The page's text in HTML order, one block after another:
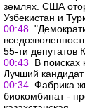
землях. США
Узбекистан и
00:48
55-ти депутатов
00:43
В поисках
Лучший кандидат
00:34 Фабрика
биокомбинат -